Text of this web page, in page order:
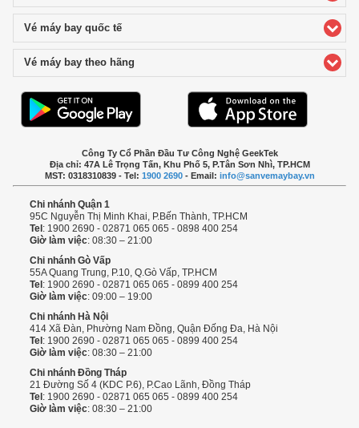
Vé máy bay quốc tếclick to expand contents
Vé máy bay theo hãng
Công Ty Cổ Phần Đầu Tư Công Nghệ GeekTek
Địa chỉ: 47A Lê Trọng Tấn, Khu Phố 5, P.Tân Sơn Nhì, TP.HCM
MST: 0318310839 - Tel: 1900 2690- Email: info@sanvemaybay.vn
Chi nhánh Quận 1
95C Nguyễn Thị Minh Khai, P.Bến Thành, TP.HCM
Tel: 1900 2690 - 02871 065 065 - 0898 400 254
Giờ làm việc: 08:30 – 21:00
Chi nhánh Gò Vấp
55A Quang Trung, P.10, Q.Gò Vấp, TP.HCM
Tel: 1900 2690 - 02871 065 065 - 0899 400 254
Giờ làm việc: 09:00 – 19:00
Chi nhánh Hà Nội
414 Xã Đàn, Phường Nam Đồng, Quận Đống Đa, Hà Nội
Tel: 1900 2690 - 02871 065 065 - 0899 400 254
Giờ làm việc: 08:30 – 21:00
Chi nhánh Đồng Tháp
21 Đường Số 4 (KDC P.6), P.Cao Lãnh, Đồng Tháp
Tel: 1900 2690 - 02871 065 065 - 0899 400 254
Giờ làm việc: 08:30 – 21:00